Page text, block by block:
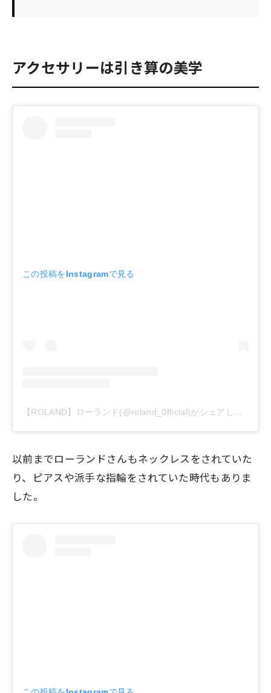
アクセサリーは引き算の美学
この投稿をInstagramで見る
【ROLAND】ローランド(@roland_0fficial)がシェアした投稿
以前までローランドさんもネックレスをされていた
り、ピアスや派手な指輪をされていた時代もありま
した。